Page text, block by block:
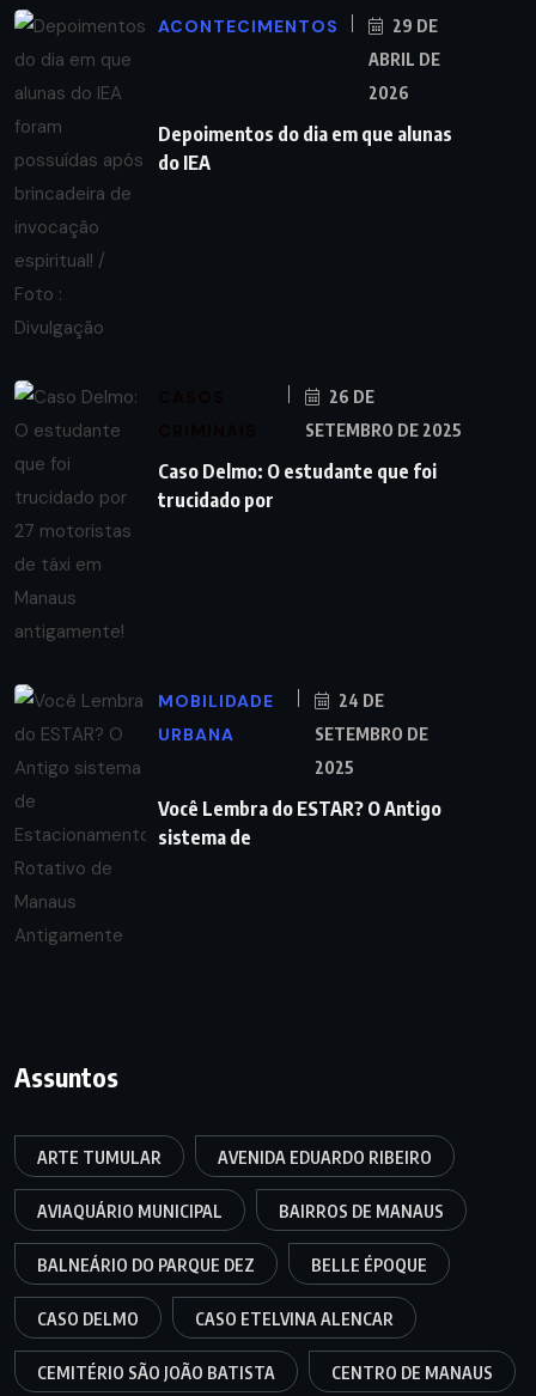
ACONTECIMENTOS
29 DE
ABRIL DE
2026
Depoimentos do dia em que alunas
do IEA
26 DE
SETEMBRO DE 2025
Caso Delmo: O estudante que foi
trucidado por
MOBILIDADE
URBANA
24 DE
SETEMBRO DE
2025
Você Lembra do ESTAR? O Antigo
sistema de
Assuntos
ARTE TUMULAR AVENIDA EDUARDO RIBEIRO
AVIAQUÁRIO MUNICIPAL BAIRROS DE MANAUS
BALNEÁRIO DO PARQUE DEZ BELLE ÉPOQUE
CASO DELMO CASO ETELVINA ALENCAR
CEMITÉRIO SÃO JOÃO BATISTA CENTRO DE MANAUS